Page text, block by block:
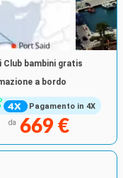
Pagamento in 4X
Club bambini gratis
a bordo
da 669 €